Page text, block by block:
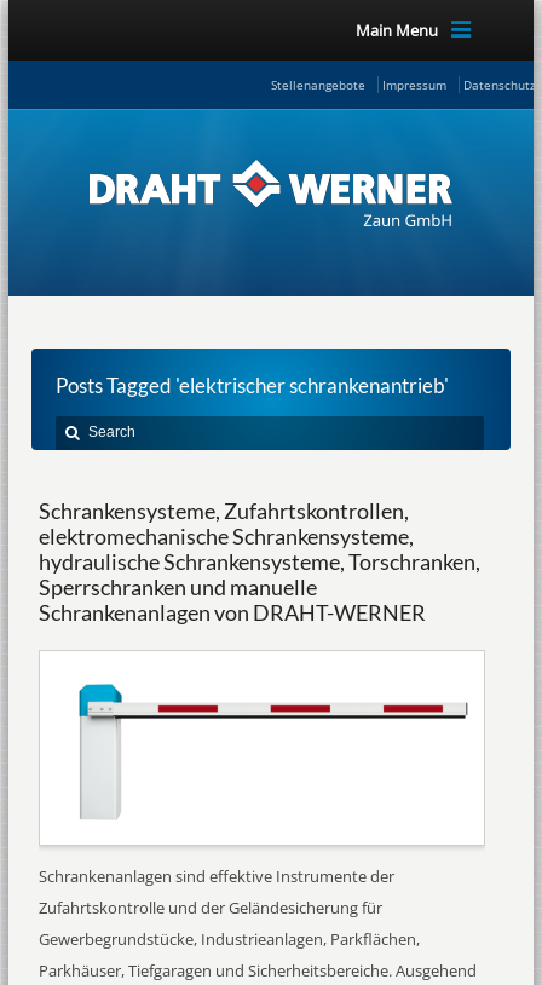
Main Menu
Stellenangebote Impressum
Posts Tagged 'elektrischer schrankenantrieb'
Schrankensysteme, Zufahrtskontrollen,
elektromechanische Schrankensysteme,
hydraulische Schrankensysteme, Torschranken,
Sperrschranken und manuelle
Schrankenanlagen von DRAHT-WERNER
Schrankenanlagen sind effektive Instrumente der
Zufahrtskontrolle und der Geländesicherung für
Gewerbegrundstücke, Industrieanlagen, Parkflächen,
Parkhäuser, Tiefgaragen und Sicherheitsbereiche. Ausgehend